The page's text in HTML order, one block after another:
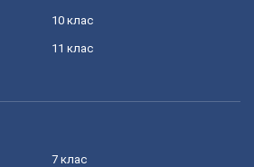
10 клас
11 клас
7 клас